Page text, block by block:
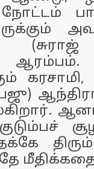
நோட்டம்
(சுராஜ்